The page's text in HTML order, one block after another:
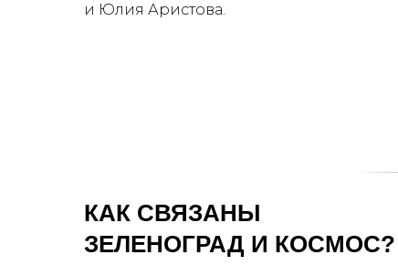
и Юлия Аристова.
КАК СВЯЗАНЫ
ЗЕЛЕНОГРАД И КОСМОС?